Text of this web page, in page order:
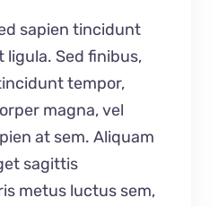
sapien tincidunt
Sed finibus,
tempor,
magna, vel
at sem. Aliquam
sagittis
metus luctus sem,